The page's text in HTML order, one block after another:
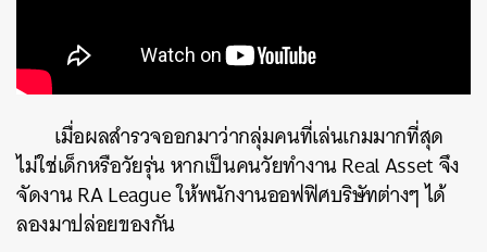
เมื่อผลสำรวจออกมาว่ากลุ่มคนที่เล่นเกมมากที่สุด
ไม่ใช่เด็กหรือวัยรุ่น หากเป็นคนวัยทำงาน Real Asset จึง
จัดงาน RA League ให้พนักงานออฟฟิศบริษัทต่างๆ ได้
ลองมาปล่อยของกัน